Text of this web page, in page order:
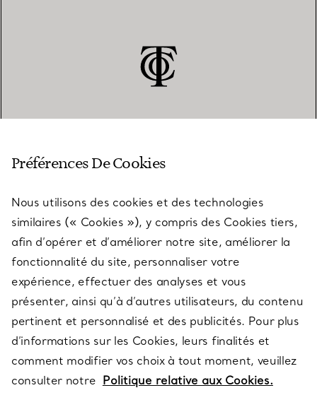
SERVICES
À PROPOS
QUESTIONS LÉGALES
SUIVEZ-NOUS
Préférences De Cookies
Nous utilisons des cookies et des technologies
similaires (« Cookies »), y compris des Cookies tiers,
afin d’opérer et d’améliorer notre site, améliorer la
fonctionnalité du site, personnaliser votre
expérience, effectuer des analyses et vous
présenter, ainsi qu’à d’autres utilisateurs, du contenu
pertinent et personnalisé et des publicités. Pour plus
d’informations sur les Cookies, leurs finalités et
comment modifier vos choix à tout moment, veuillez
consulter notre Politique relative aux Cookies.